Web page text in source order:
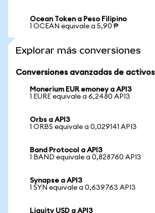
Ocean Token a Peso Filipino
1 OCEAN equivale a 5,90 ₱
Explorar más conversiones
Conversiones avanzadas de activos
Monerium EUR emoney a API3
1 EURE equivale a 6,2480 API3
Orbs a API3
1 ORBS equivale a 0,029141 API3
Band Protocol a API3
1 BAND equivale a 0,828760 API3
Synapse a API3
1 SYN equivale a 0,639763 API3
Liquity USD a API3